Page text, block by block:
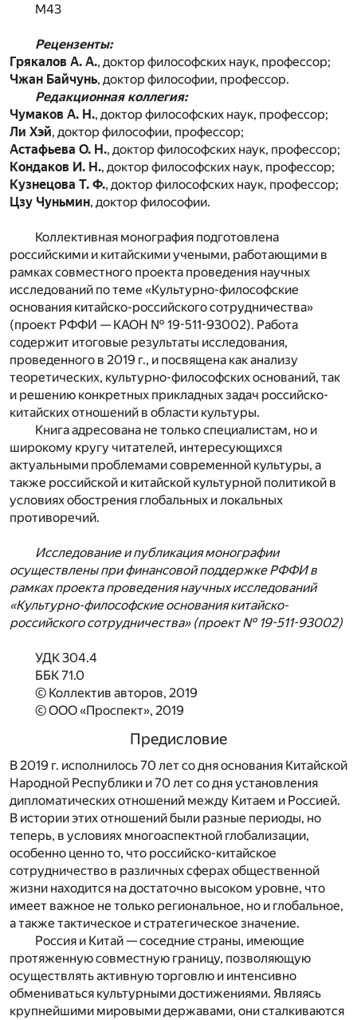
М43
Рецензенты:
Грякалов А. А., доктор философских наук, профессор;
Чжан Байчунь, доктор философии, профессор.
Редакционная коллегия:
Чумаков А. Н., доктор философских наук, профессор;
Ли Хэй, доктор философии, профессор;
Астафьева О. Н., доктор философских наук, профессор;
Кондаков И. Н., доктор философских наук, профессор;
Кузнецова Т. Ф., доктор философских наук, профессор;
Цзу Чуньмин, доктор философии.
Коллективная монография подготовлена
российскими и китайскими учеными, работающими в
рамках совместного проекта проведения научных
исследований по теме «Культурно-философские
основания китайско-российского сотрудничества»
(проект РФФИ — КАОН № 19-511-93002). Работа
содержит итоговые результаты исследования,
проведенного в 2019 г., и посвящена как анализу
теоретических, культурно-философских оснований, так
и решению конкретных прикладных задач российско-
китайских отношений в области культуры.
Книга адресована не только специалистам, но и
широкому кругу читателей, интересующихся
актуальными проблемами современной культуры, а
также российской и китайской культурной политикой в
условиях обострения глобальных и локальных
противоречий.
Исследование и публикация монографии
осуществлены при финансовой поддержке РФФИ в
рамках проекта проведения научных исследований
«Культурно-философские основания китайско-
российского сотрудничества» (проект № 19-511-93002)
УДК 304.4
ББК 71.0
© Коллектив авторов, 2019
© ООО «Проспект», 2019
Предисловие
В 2019 г. исполнилось 70 лет со дня основания Китайской
Народной Республики и 70 лет со дня установления
дипломатических отношений между Китаем и Россией.
В истории этих отношений были разные периоды, но
теперь, в условиях многоаспектной глобализации,
особенно ценно то, что российско-китайское
сотрудничество в различных сферах общественной
жизни находится на достаточно высоком уровне, что
имеет важное не только региональное, но и глобальное,
а также тактическое и стратегическое значение.
Россия и Китай — соседние страны, имеющие
протяженную совместную границу, позволяющую
осуществлять активную торговлю и интенсивно
обмениваться культурными достижениями. Являясь
крупнейшими мировыми державами, они сталкиваются